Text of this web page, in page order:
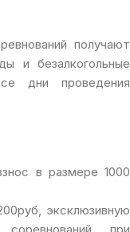
получают
и безалкогольные
дни проведения
в размере 1000
эксклюзивную